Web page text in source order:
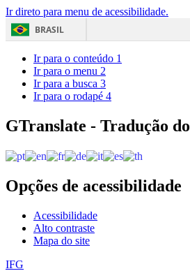
Ir direto para menu de acessibilidade.
BRASIL
Ir para o conteúdo 1
Ir para o menu 2
Ir para a busca 3
Ir para o rodapé 4
GTranslate - Tradução
Opções de acessibilidade
Acessibilidade
Alto contraste
Mapa do site
IFG